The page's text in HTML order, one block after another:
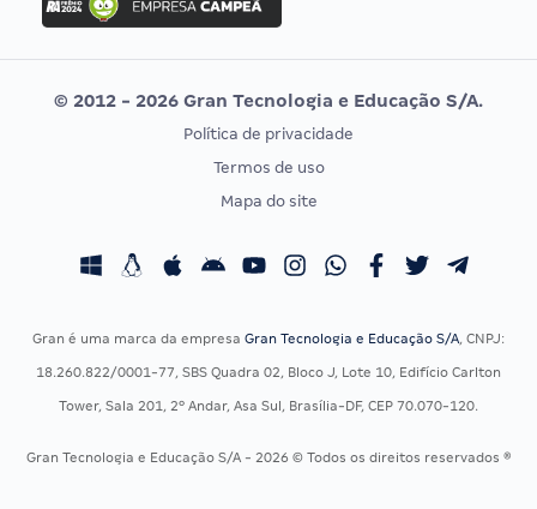
Concurso MPU
Editais publicados
Vunesp
CONCURSOS POR PROFISSÃO
Concursos Fiscais
Concursos Saúde
Residência Multiprofissional
EXAME DE ORDEM
Calendário OAB
© 2012 - 2026 Gran Tecnologia e Educação S/A.
Política de privacidade
Termos de uso
Mapa do site
Gran é uma marca da empresa Gran Tecnologia e Educação S/A, CNPJ:
18.260.822/0001-77, SBS Quadra 02, Bloco J, Lote 10, Edifício Carlton
Tower, Sala 201, 2º Andar, Asa Sul, Brasília-DF, CEP 70.070-120.
Gran Tecnologia e Educação S/A - 2026 © Todos os direitos reservados ®